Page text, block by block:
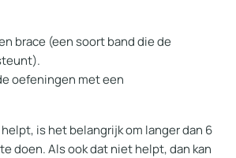
brace (een soort band die de
oefeningen met een
is het belangrijk om langer dan 6
doen. Als ook dat niet helpt, dan kan